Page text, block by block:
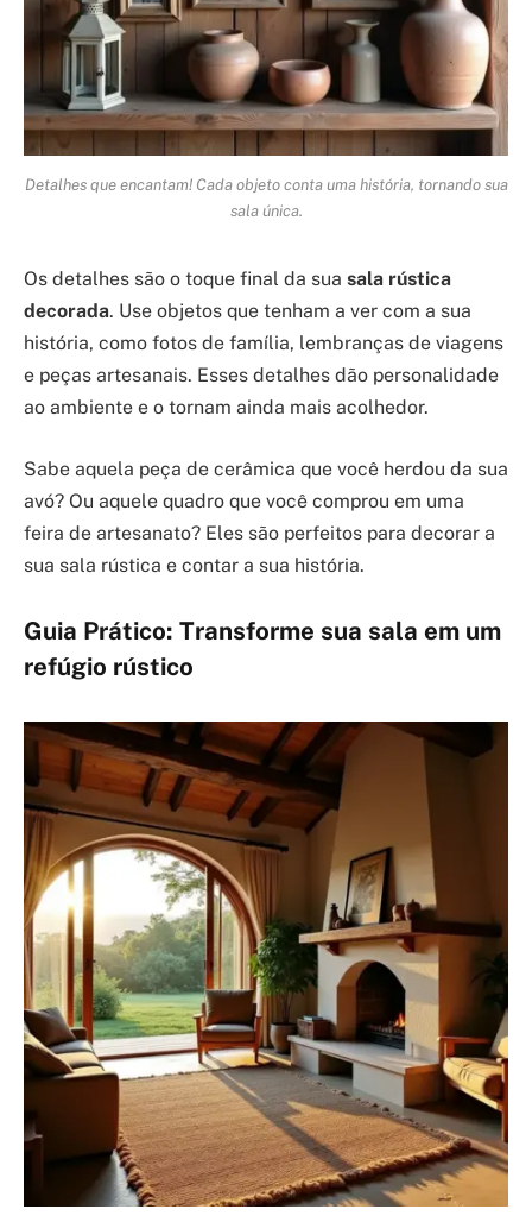
Detalhes que encantam! Cada objeto conta uma história, tornando sua
sala única.
Os detalhes são o toque final da sua sala rústica
decorada. Use objetos que tenham a ver com a sua
história, como fotos de família, lembranças de viagens
e peças artesanais. Esses detalhes dão personalidade
ao ambiente e o tornam ainda mais acolhedor.
Sabe aquela peça de cerâmica que você herdou da sua
avó? Ou aquele quadro que você comprou em uma
feira de artesanato? Eles são perfeitos para decorar a
sua sala rústica e contar a sua história.
Guia Prático: Transforme sua sala em um
refúgio rústico